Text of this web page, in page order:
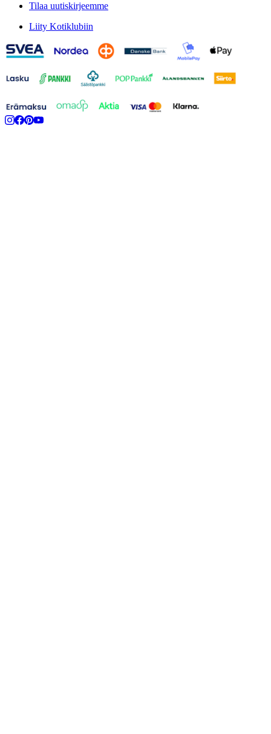
Tilaa uutiskirjeemme
Liity Kotiklubiin